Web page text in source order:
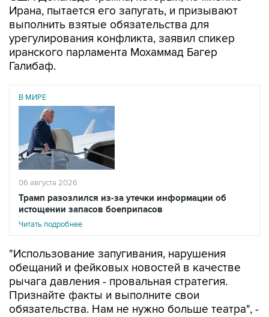
Ирана, пытается его запугать, и призывают
выполнить взятые обязательства для
урегулирования конфликта, заявил спикер
иранского парламента Мохаммад Багер
Галибаф.
В МИРЕ
06 августа 2026
Трамп разозлился из-за утечки информации об
истощении запасов боеприпасов
Читать подробнее
"Использование запугивания, нарушения
обещаний и фейковых новостей в качестве
рычага давления - провальная стратегия.
Признайте факты и выполните свои
обязательства. Нам не нужно больше театра", -